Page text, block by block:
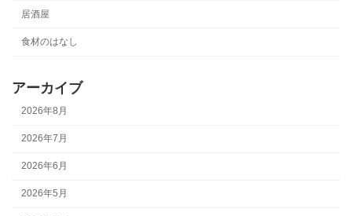
居酒屋
食材のはなし
アーカイブ
2026年8月
2026年7月
2026年6月
2026年5月